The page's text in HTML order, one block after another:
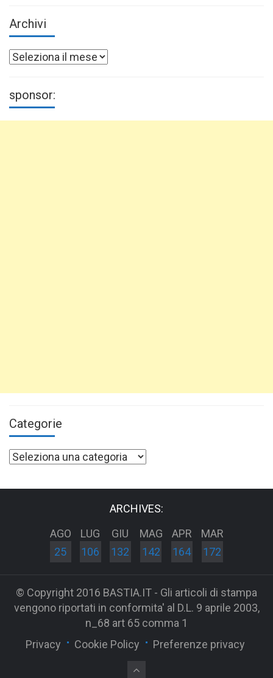
Archivi
Archivi
sponsor:
Categorie
Categorie
ARCHIVES:
AGO
25
LUG
106
GIU
132
MAG
142
APR
164
MAR
172
© Copyright 2016 BASTIA.IT - Gli articoli di stampa
vengono riportati in conformita' al D.L. 9 aprile 2003,
n_68 art 65 comma 1
Privacy
Cookie Policy Preferenze privacy